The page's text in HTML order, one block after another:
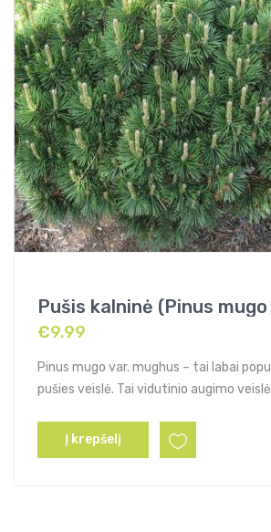
€9.99
Pinus mugo var. mughus – tai labai
pušies veislė. Tai vidutinio augimo
Į krepšelį